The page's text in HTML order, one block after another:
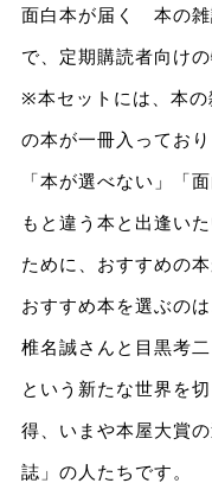
面白本が届く 本の雑
で、定期購読者向け
※本セットには、本の
の本が一冊入っており
「本が選べない」「
もと違う本と出逢い
ために、おすすめの
おすすめ本を選ぶの
椎名誠さんと目黒考
という新たな世界を
得、いまや本屋大賞
誌」の人たちです。